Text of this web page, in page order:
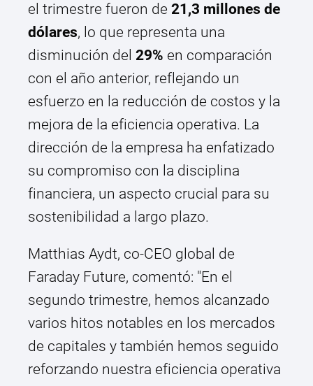
el trimestre fueron de 21,3 millones de
dólares, lo que representa una
disminución del 29% en comparación
con el año anterior, reflejando un
esfuerzo en la reducción de costos y la
mejora de la eficiencia operativa. La
dirección de la empresa ha enfatizado
su compromiso con la disciplina
financiera, un aspecto crucial para su
sostenibilidad a largo plazo.
Matthias Aydt, co-CEO global de
Faraday Future, comentó: "En el
segundo trimestre, hemos alcanzado
varios hitos notables en los mercados
de capitales y también hemos seguido
reforzando nuestra eficiencia operativa